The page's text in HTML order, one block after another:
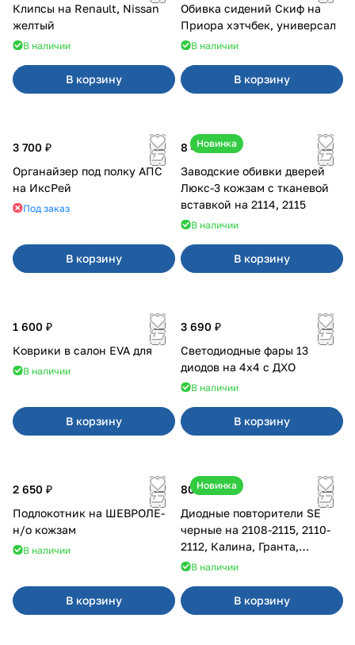
Клипсы на Renault, Nissan
желтый
В наличии
В корзину
Обивка сидений Скиф на
Приора хэтчбек, универсал
В наличии
В корзину
3 700 ₽
Органайзер под полку АПС
на ИксРей
Под заказ
В корзину
Новинка
8 450 ₽
Заводские обивки дверей
Люкс-3 кожзам с тканевой
вставкой на 2114, 2115
В наличии
В корзину
1 600 ₽
Коврики в салон EVA для
В наличии
В корзину
3 690 ₽
Светодиодные фары 13
диодов на 4x4 с ДХО
В наличии
В корзину
2 650 ₽
Подлокотник на ШЕВРОЛЕ-
н/о кожзам
В наличии
В корзину
Новинка
800 ₽
Диодные повторители SE
черные на 2108-2115, 2110-
2112, Калина, Гранта,
Приора
В наличии
В корзину